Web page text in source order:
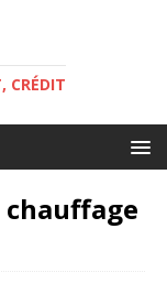
CRÉDIT